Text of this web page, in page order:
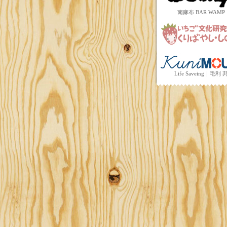
南麻布 BAR WAMP
Life Saveing｜毛利